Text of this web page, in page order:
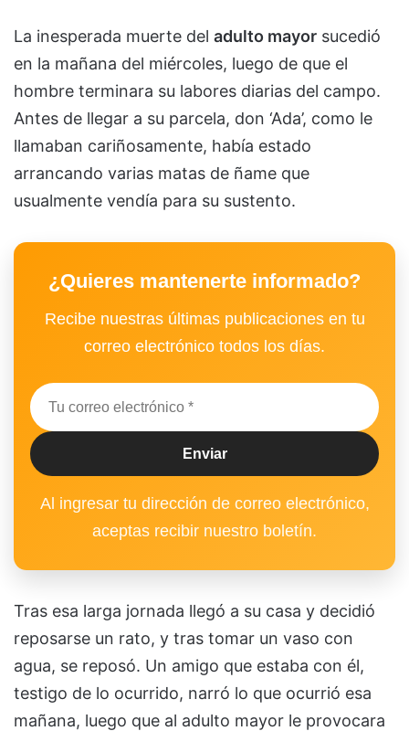
La inesperada muerte del adulto mayor sucedió
en la mañana del miércoles, luego de que el
hombre terminara su labores diarias del campo.
Antes de llegar a su parcela, don ‘Ada’, como le
llamaban cariñosamente, había estado
arrancando varias matas de ñame que
usualmente vendía para su sustento.
¿Quieres mantenerte informado?
Recibe nuestras últimas publicaciones en tu
correo electrónico todos los días.
Al ingresar tu dirección de correo electrónico,
aceptas recibir nuestro boletín.
Tras esa larga jornada llegó a su casa y decidió
reposarse un rato, y tras tomar un vaso con
agua, se reposó. Un amigo que estaba con él,
testigo de lo ocurrido, narró lo que ocurrió esa
mañana, luego que al adulto mayor le provocara